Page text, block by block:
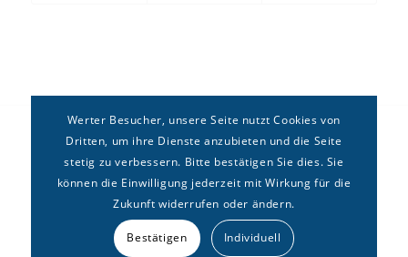
Copyright © Deutsches Forum fürErbrechte.V. –
Impressum|Datenschutz|Sitemap
Werter Besucher, unsere Seite nutzt Cookies von
Dritten, um ihre Dienste anzubieten und die Seite
stetig zu verbessern. Bitte bestätigen Sie dies. Sie
können die Einwilligung jederzeit mit Wirkung für die
Zukunft widerrufen oder ändern.
Bestätigen Individuell